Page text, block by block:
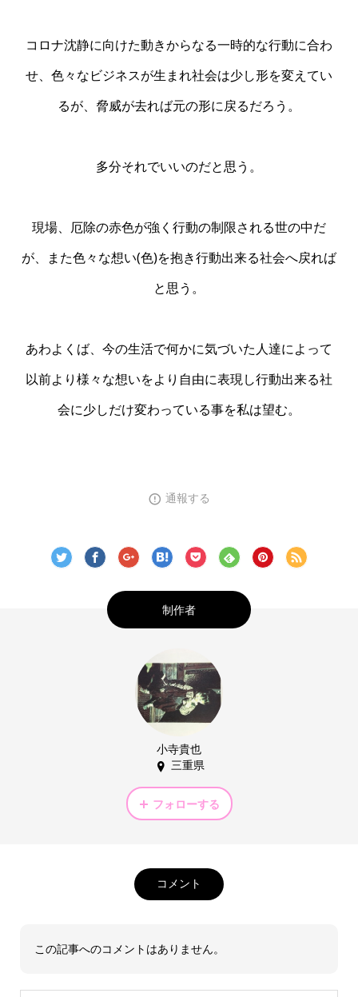
コロナ沈静に向けた動きからなる一時的な行動に合わ
せ、色々なビジネスが生まれ社会は少し形を変えてい
るが、脅威が去れば元の形に戻るだろう。
多分それでいいのだと思う。
現場、厄除の赤色が強く行動の制限される世の中だ
が、また色々な想い(色)を抱き行動出来る社会へ戻れば
と思う。
あわよくば、今の生活で何かに気づいた人達によって
以前より様々な想いをより自由に表現し行動出来る社
会に少しだけ変わっている事を私は望む。
通報する
制作者
小寺貴也
三重県
フォローする
コメント
この記事へのコメントはありません。